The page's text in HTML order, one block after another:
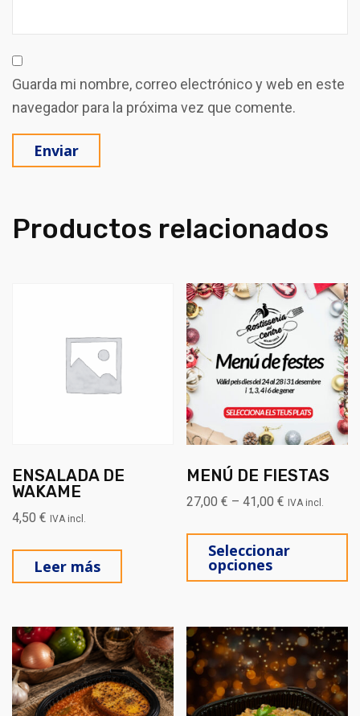
Guarda mi nombre, correo electrónico y web en este
navegador para la próxima vez que comente.
Productos relacionados
ENSALADA DE
WAKAME
4,50 € IVA incl.
Leer más
MENÚ DE FIESTAS
27,00€ –41,00€ IVA incl.
Seleccionar
opciones